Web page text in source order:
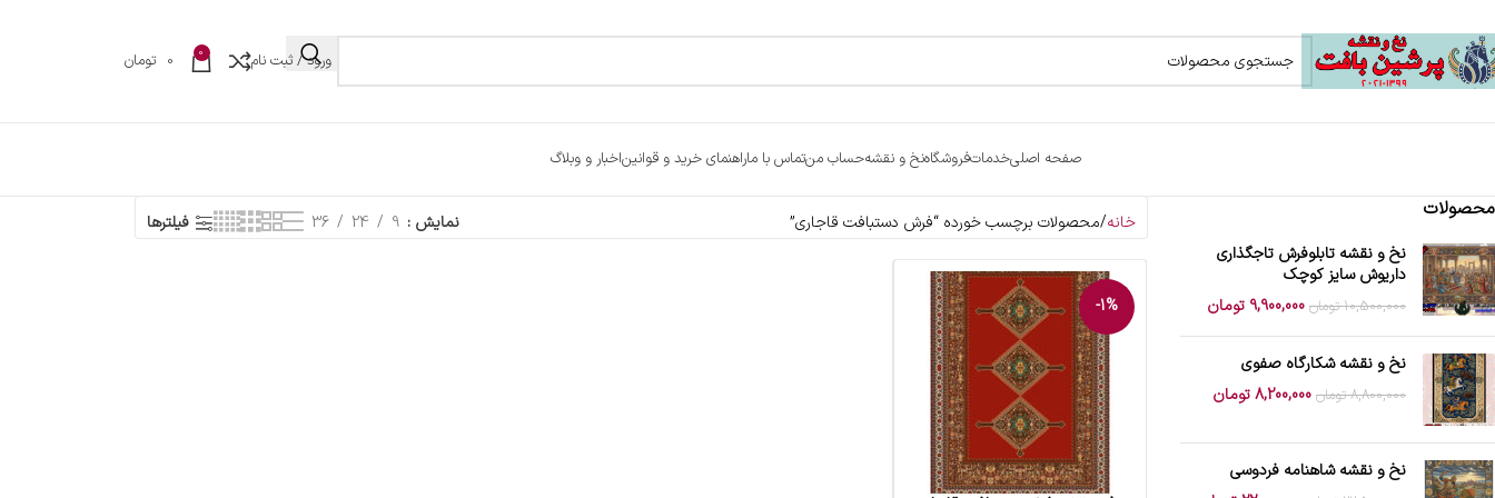
ورود / ثبت نام 0
0 تومان
صفحه اصلیخدماتفروشگاهنخ و نقشهحساب منتماس با ماراهنمای خرید و قوانیناخبار و وبلاگ
محصولات
نخ و نقشه تابلوفرش تاجگذاری
داریوش سایز کوچک
10,500,000 تومان 9,900,000 تومان
نخ و نقشه شکارگاه صفوی
8,800,000 تومان 8,200,000تومان
نخ و نقشه شاهنامه فردوسی
خانه محصولات برچسب خورده “فرش دستبافت قاجاری” نمایش 9
24
36 فیلترها
-1%